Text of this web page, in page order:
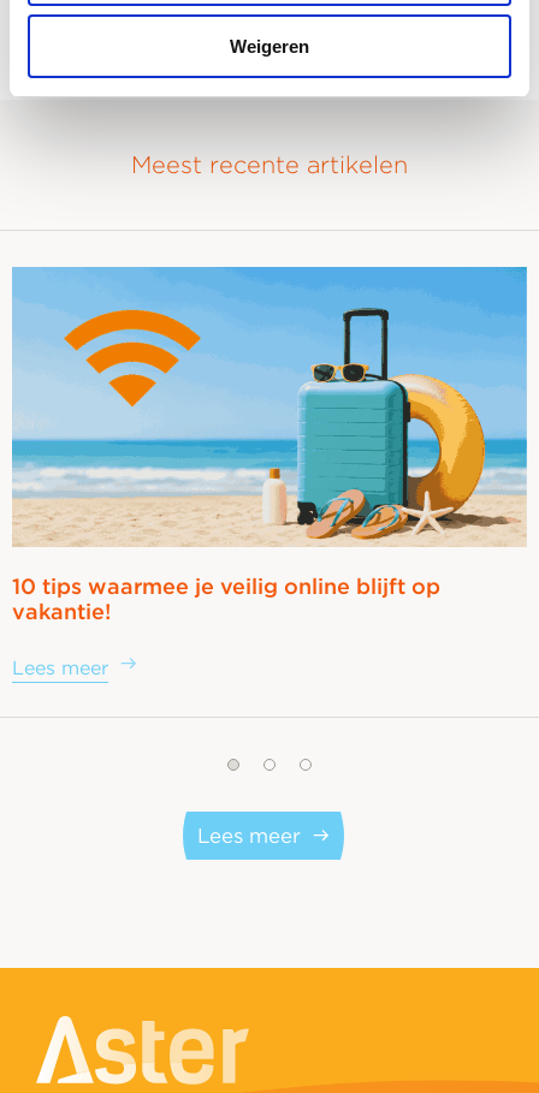
Weigeren
Meest recente artikelen
10 tips waarmee je veilig online blijft op
vakantie!
Lees meer
Lees meer